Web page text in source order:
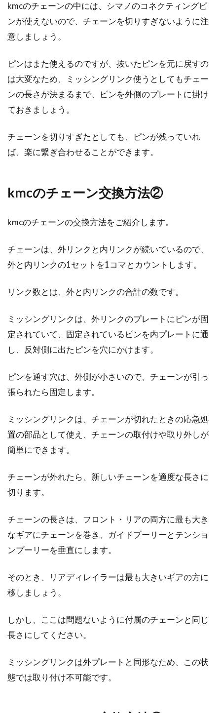
こんにちは、じてんしゃライターふくだです。
ロードバイクのメーカーって、本当にたくさん
カメラと自転車が趣味な人におすす
め！両方楽しめるスポット
ないでしょうか。「自転車に乗るようになった
ら、景色が綺...
カーボンレースモデルはハードルが
ご紹介...
ブレーキの修理・交換にかかる金額
や自分でできる手順を紹介
ロードバイクに乗っていて、ブレーキをかける
と異音がしたり、ブレーキがきかなくなってき
kmcのチェーンの中には、シマノのコネクティングピ
ンが使えないので、チェーンを切りすぎないように注
意しましょう。
ピンはまた使えるのですが、抜いたピンを元に戻すの
は大変なため、ミッシングリンク使うとしてもチェー
ンの長さが決まるまで、ピンを外側のプレートに掛け
ておきましょう。
チェーンを切りすぎたとしても、ピンが残っていれ
ば、楽に繋ぎ合わせることができます。
kmcのチェーン交換方法②
kmcのチェーンの交換方法をご紹介します。
チェーンは、外リンクと内リンクが続いているので、
外と内リンクの1セットを1コマとカウントします。
リンク数とは、外と内リンクの合計の数です。
ミッシングリンクは、外リンクのプレートにピンが固
定されていて、固定されているピンを内プレートに通
し、反対側に出たピンを穴にかけます。
ピンを通す穴は、外側が小さいので、チェーンが引っ
張られたら固定します。
ミッシングリンクは、チェーンが切れたときの応急処
置の部品として使え、チェーンの取付けや取り外しが
簡単にできます。
チェーンが外れたら、新しいチェーンを適度な長さに
切ります。
チェーンの長さは、フロント・リアの両方に最も大き
なギアにチェーンを巻き、ガイドプーリーとテンショ
ンプーリーを垂直にします。
そのとき、リアディレイラーは最も大きいギアの方に
移しましょう。
しかし、ここは問題ないように付属のチェーンと同じ
長さにしてください。
ミッシングリンクは外プレートと同形なため、この状
態では取り付け不可能です。